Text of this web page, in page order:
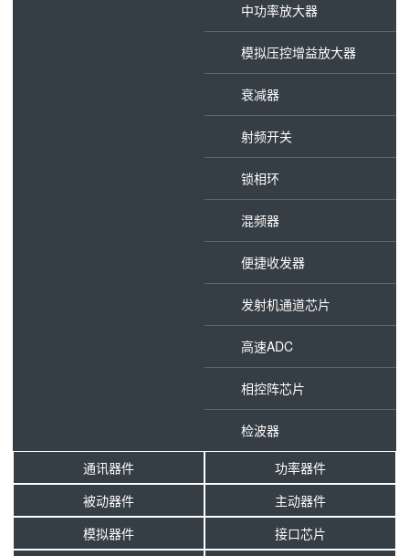
中功率放大器
模拟压控增益放大器
衰减器
射频开关
锁相环
混频器
便捷收发器
发射机通道芯片
高速ADC
相控阵芯片
检波器
通讯器件
功率器件
被动器件
主动器件
模拟器件
接口芯片